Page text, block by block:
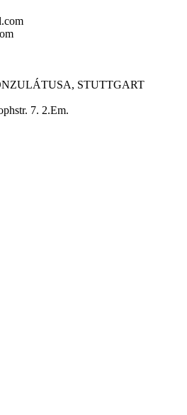
STUTTGART
7. 2.Em.